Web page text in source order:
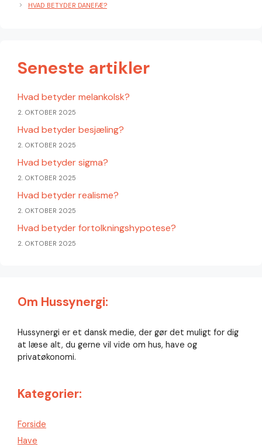
HVAD BETYDER DANEFÆ?
Seneste artikler
Hvad betyder melankolsk?
2. OKTOBER 2025
Hvad betyder besjæling?
2. OKTOBER 2025
Hvad betyder sigma?
2. OKTOBER 2025
Hvad betyder realisme?
2. OKTOBER 2025
Hvad betyder fortolkningshypotese?
2. OKTOBER 2025
Om Hussynergi:
Hussynergi er et dansk medie, der gør det muligt for dig
at læse alt, du gerne vil vide om hus, have og
privatøkonomi.
Kategorier:
Forside
Have